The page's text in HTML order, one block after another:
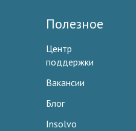
Полезное
Центр
поддержки
Вакансии
Блог
Insolvo